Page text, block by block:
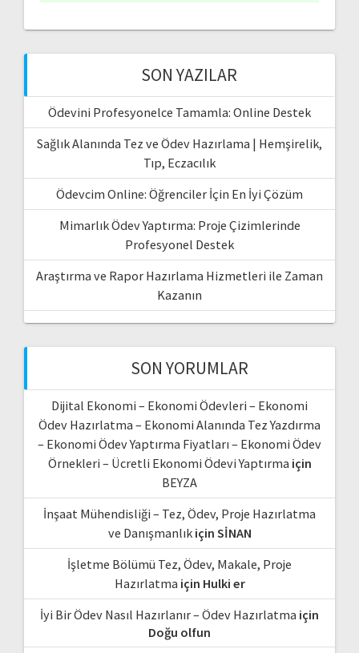
SON YAZILAR
Ödevini Profesyonelce Tamamla: Online Destek
Sağlık Alanında Tez ve Ödev Hazırlama | Hemşirelik,
Tıp, Eczacılık
Ödevcim Online: Öğrenciler İçin En İyi Çözüm
Mimarlık Ödev Yaptırma: Proje Çizimlerinde
Profesyonel Destek
Araştırma ve Rapor Hazırlama Hizmetleri ile Zaman
Kazanın
SON YORUMLAR
Dijital Ekonomi – Ekonomi Ödevleri – Ekonomi
Ödev Hazırlatma – Ekonomi Alanında Tez Yazdırma
– Ekonomi Ödev Yaptırma Fiyatları – Ekonomi Ödev
Örnekleri – Ücretli Ekonomi Ödevi Yaptırma için
BEYZA
İnşaat Mühendisliği – Tez, Ödev, Proje Hazırlatma
ve Danışmanlıkiçin SİNAN
İşletme Bölümü Tez, Ödev, Makale, Proje
Hazırlatma için Hulki er
İyi Bir Ödev Nasıl Hazırlanır – Ödev Hazırlatma için
Doğu olfun